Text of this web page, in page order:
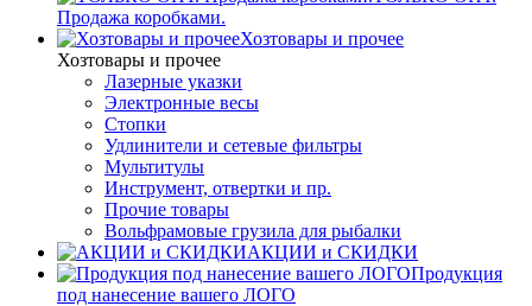
Продажа коробками.
Хозтовары и прочее
Хозтовары и прочее
Лазерные указки
Электронные весы
Стопки
Удлинители и сетевые фильтры
Мультитулы
Инструмент, отвертки и пр.
Прочие товары
Вольфрамовые грузила для рыбалки
АКЦИИ и СКИДКИ
Продукция
под нанесение вашего ЛОГО